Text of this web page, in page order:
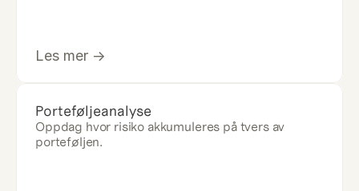
Les mer ->
Porteføljeanalyse
Oppdag hvor risiko akkumuleres på tvers av
porteføljen.